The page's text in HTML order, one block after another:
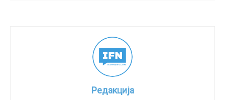
разреда образовно-васпитни рад пратити по
комбинованом моделу и ићи у школу дан за даном,
подељени у две групе, саопштено је из Министарства
просвете. За ученике средњих школа настава ће се
Редакција